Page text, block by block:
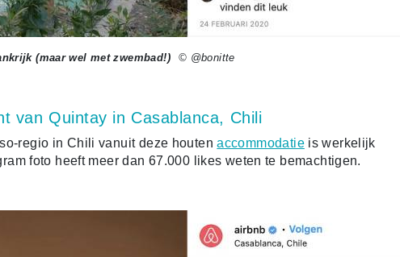
(maar wel met zwembad!) © @bonitte
van Quintay in Casablanca, Chili
regio in Chili vanuit deze houtenaccommodatieis werkelijk
foto heeft meer dan 67.000 likes weten te bemachtigen.